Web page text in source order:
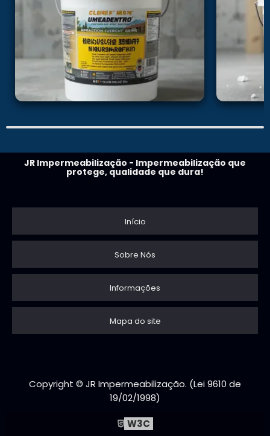
JR Impermeabilização - Impermeabilização que
protege, qualidade que dura!
Início
Sobre Nós
Informações
Mapa do site
Copyright © JR Impermeabilização. (Lei 9610 de
19/02/1998)
W3C